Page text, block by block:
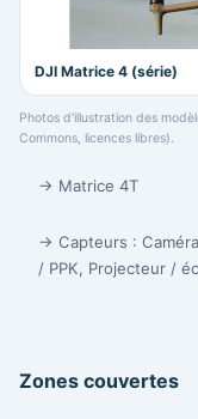
DJI Matrice 4 (série)
Photos d'illustration des
Commons, licences libres).
→ Matrice 4T
→ Capteurs :
/ PPK, Projecteur /
Zones couvertes